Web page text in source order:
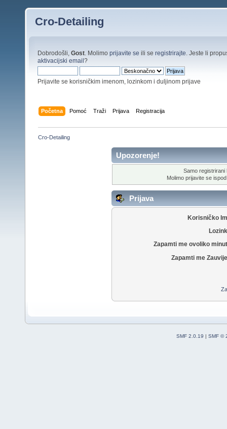
Cro-Detailing
Dobrodošli, Gost . Molimo prijavite se ili se registrirajte . Jeste li
aktivacijski email?
Prijavite se korisničkim imenom, lozinkom i duljinom prijave
Početna Pomoć Traži Prijava Registracija
Cro-Detailing
Upozorenje!
Samo registrirani
Molimo prijavite se
Prijava
Korisničko
Zapamti me ovoliko
Zapamti me
SMF 2.0.19 | SMF ©